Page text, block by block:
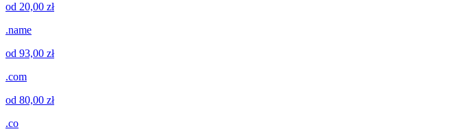
od 20,00 zł
.name
od 93,00 zł
.com
od 80,00 zł
.co